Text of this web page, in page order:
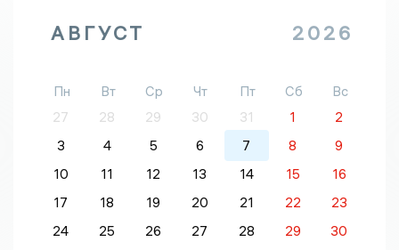
АВГУСТ 2026
Пн Вт Ср Чт Пт Сб
Вс
27
28 29 30 31 1
2
3
4 5 6 7 8
9
10
11 12 13 14 15
16
17
18 19 20 21 22
23
24
25 26 27 28 29
30